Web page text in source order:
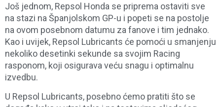
Još jednom, Repsol Honda se priprema ostaviti sve
na stazi na Španjolskom GP-u i popeti se na postolje
na ovom posebnom datumu za fanove i tim jednako.
Kao i uvijek, Repsol Lubricants će pomoći u smanjenju
nekoliko desetinki sekunde sa svojim Racing
rasponom, koji osigurava veću snagu i optimalnu
izvedbu.
U Repsol Lubricants, posebno ćemo pratiti što se